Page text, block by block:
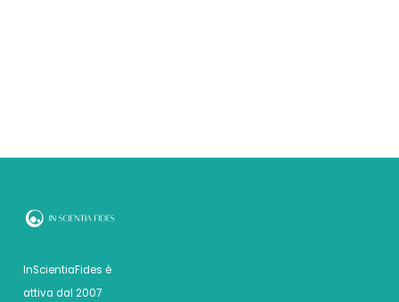
InScientiaFides è
attiva dal 2007